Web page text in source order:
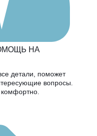
НА
детали, поможет
вопросы.